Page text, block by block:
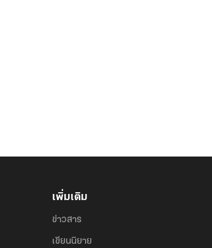
เพิ่มเติม
ข่าวสาร
เขียนนิยาย